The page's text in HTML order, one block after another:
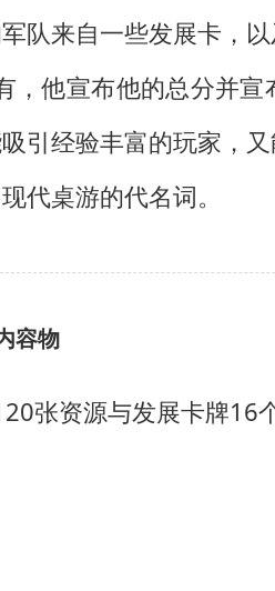
队来自一些发展卡，
他宣布他的总分并
引经验丰富的玩家，
代桌游的代名词。
容物
张资源与发展卡牌16